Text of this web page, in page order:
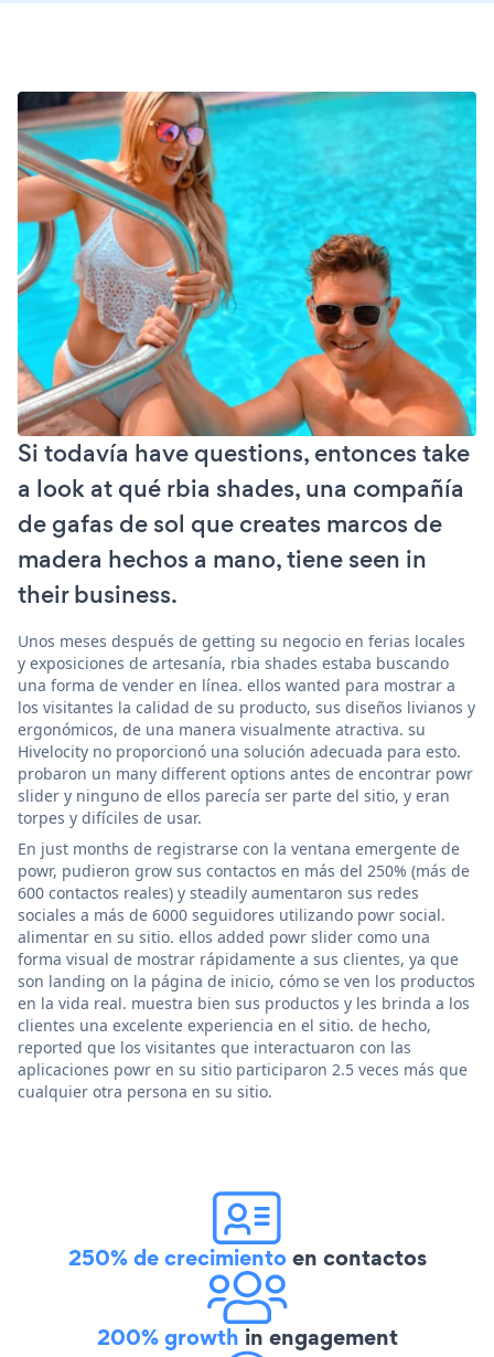
Si todavía have questions, entonces take
a look at qué rbia shades, una compañía
de gafas de sol que creates marcos de
madera hechos a mano, tiene seen in
their business.
Unos meses después de getting su negocio en ferias locales
y exposiciones de artesanía, rbia shades estaba buscando
una forma de vender en línea. ellos wanted para mostrar a
los visitantes la calidad de su producto, sus diseños livianos y
ergonómicos, de una manera visualmente atractiva. su
Hivelocity no proporcionó una solución adecuada para esto.
probaron un many different options antes de encontrar powr
slider y ninguno de ellos parecía ser parte del sitio, y eran
torpes y difíciles de usar.
En just months de registrarse con la ventana emergente de
powr, pudieron grow sus contactos en más del 250% (más de
600 contactos reales) y steadily aumentaron sus redes
sociales a más de 6000 seguidores utilizando powr social.
alimentar en su sitio. ellos added powr slider como una
forma visual de mostrar rápidamente a sus clientes, ya que
son landing on la página de inicio, cómo se ven los productos
en la vida real. muestra bien sus productos y les brinda a los
clientes una excelente experiencia en el sitio. de hecho,
reported que los visitantes que interactuaron con las
aplicaciones powr en su sitio participaron 2.5 veces más que
cualquier otra persona en su sitio.
250% de crecimientoen contactos
200% growth in engagement